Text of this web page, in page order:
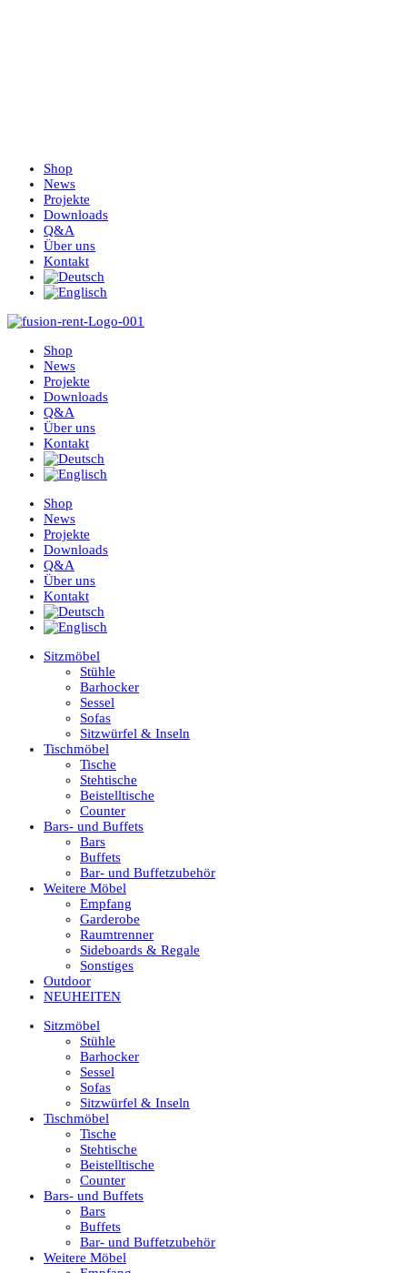
Shop
News
Projekte
Downloads
Q&A
Über uns
Kontakt
Shop
News
Projekte
Downloads
Q&A
Über uns
Kontakt
Shop
News
Projekte
Downloads
Q&A
Über uns
Kontakt
Sitzmöbel
Stühle
Barhocker
Sessel
Sofas
Sitzwürfel & Inseln
Tischmöbel
Tische
Stehtische
Beistelltische
Counter
Bars- und Buffets
Bars
Buffets
Bar- und Buffetzubehör
Weitere Möbel
Empfang
Garderobe
Raumtrenner
Sideboards & Regale
Sonstiges
Outdoor
NEUHEITEN
Sitzmöbel
Stühle
Barhocker
Sessel
Sofas
Sitzwürfel & Inseln
Tischmöbel
Tische
Stehtische
Beistelltische
Counter
Bars- und Buffets
Bars
Buffets
Bar- und Buffetzubehör
Weitere Möbel